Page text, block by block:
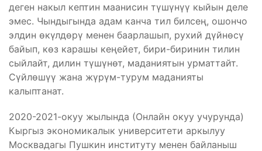
деген накыл кептин маанисин түшүнүү кыйын деле
эмес. Чындыгында адам канча тил билсең, ошончо
элдин өкүлдөрү менен баарлашып, рухий дүйнөсү
байып, көз карашы кеңейет, бири-биринин тилин
сыйлайт, дилин түшүнөт, маданиятын урматтайт.
Сүйлөшүү жана жүрүм-турум маданияты
калыптанат.
2020-2021-окуу жылында (Онлайн окуу учурунда)
Кыргыз экономикалык университети аркылуу
Москвадагы Пушкин институту менен байланыш